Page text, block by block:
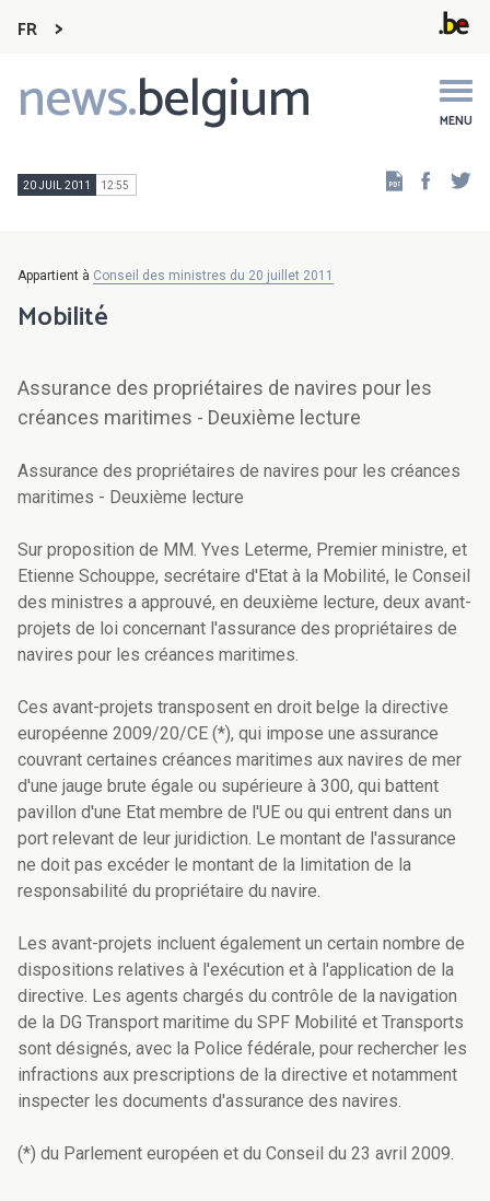
FR
news.belgium MENU
Main
navigation
20 JUIL 2011 12:55
Appartient à Conseil des ministres du 20 juillet 2011
Mobilité
Assurance des propriétaires de navires pour les
créances maritimes - Deuxième lecture
Assurance des propriétaires de navires pour les créances
maritimes - Deuxième lecture
Sur proposition de MM. Yves Leterme, Premier ministre, et
Etienne Schouppe, secrétaire d'Etat à la Mobilité, le Conseil
des ministres a approuvé, en deuxième lecture, deux avant-
projets de loi concernant l'assurance des propriétaires de
navires pour les créances maritimes.
Ces avant-projets transposent en droit belge la directive
européenne 2009/20/CE (*), qui impose une assurance
couvrant certaines créances maritimes aux navires de mer
d'une jauge brute égale ou supérieure à 300, qui battent
pavillon d'une Etat membre de l'UE ou qui entrent dans un
port relevant de leur juridiction. Le montant de l'assurance
ne doit pas excéder le montant de la limitation de la
responsabilité du propriétaire du navire.
Les avant-projets incluent également un certain nombre de
dispositions relatives à l'exécution et à l'application de la
directive. Les agents chargés du contrôle de la navigation
de la DG Transport maritime du SPF Mobilité et Transports
sont désignés, avec la Police fédérale, pour rechercher les
infractions aux prescriptions de la directive et notamment
inspecter les documents d'assurance des navires.
(*) du Parlement européen et du Conseil du 23 avril 2009.